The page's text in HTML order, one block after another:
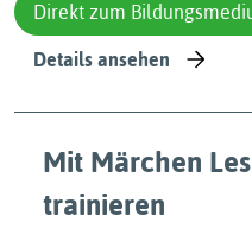
Direkt zum
Details ansehen
Mit Märchen
trainieren